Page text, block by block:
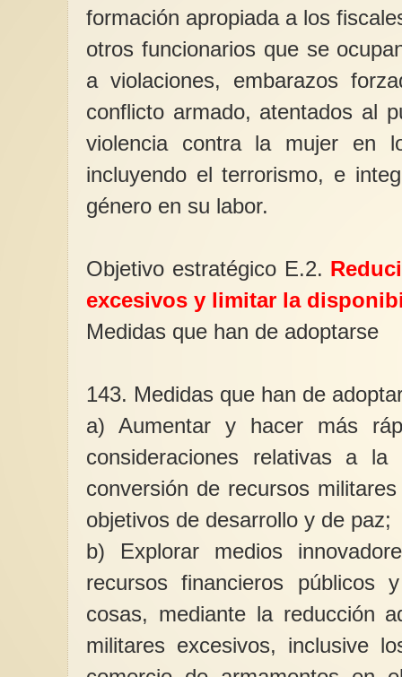
formación apropiada a los
otros funcionarios que se
a violaciones, embarazos
conflicto armado, atentados al
violencia contra la mujer en
incluyendo el terrorismo, e
género en su labor.
Objetivo estratégico E.2.
excesivos y limitar la
Medidas que han de adoptarse
143. Medidas que han de
a) Aumentar y hacer más
consideraciones relativas a la
conversión de recursos
objetivos de desarrollo y de paz;
b) Explorar medios
recursos financieros públicos
cosas, mediante la reducción
militares excesivos, inclusive